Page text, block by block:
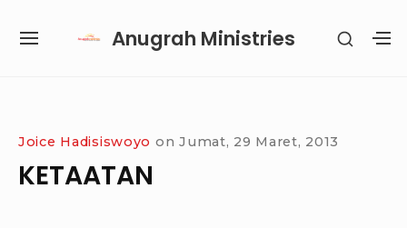
Anugrah Ministries
SITE
SHOW
Joice Hadisiswoyo on Jumat, 29 Maret, 2013
KETAATAN